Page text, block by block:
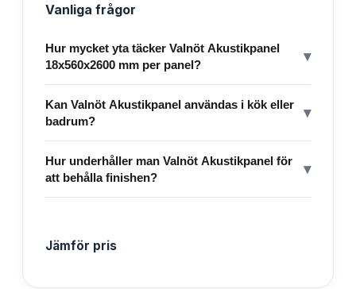
Vanliga frågor
Hur mycket yta täcker Valnöt Akustikpanel
18x560x2600 mm per panel?
▾
Kan Valnöt Akustikpanel användas i kök eller
badrum?
▾
Hur underhåller man Valnöt Akustikpanel för
att behålla finishen?
▾
Jämför pris